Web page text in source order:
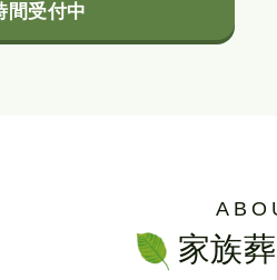
間受付中
家族